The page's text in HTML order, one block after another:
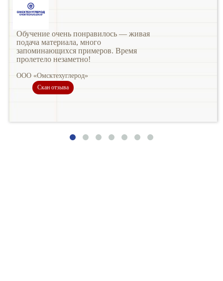
Обучение очень понравилось — живая
подача материала, много
запоминающихся примеров. Время
пролетело незаметно!
ООО «Омсктехуглерод»
Скан отзыва